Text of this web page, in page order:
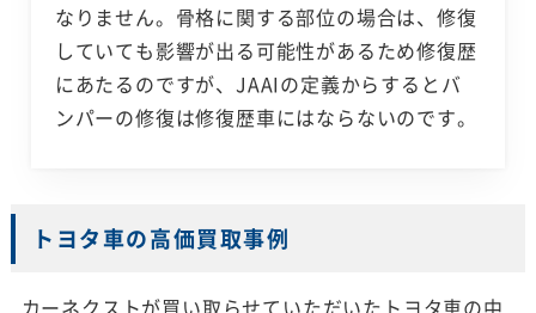
なりません。骨格に関する部位の場合は、修復
していても影響が出る可能性があるため修復歴
にあたるのですが、JAAIの定義からするとバ
ンパーの修復は修復歴車にはならないのです。
トヨタ車の高価買取事例